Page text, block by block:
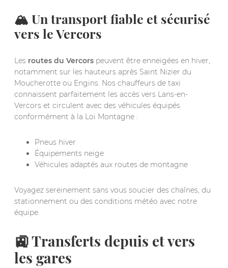
🏔️ Un transport fiable et sécurisé
vers le Vercors
Les routes du Vercors peuvent être enneigées en hiver,
notamment sur les hauteurs après Saint Nizier du
Moucherotte ou Engins. Nos chauffeurs de taxi
connaissent parfaitement les accès vers Lans-en-
Vercors et circulent avec des véhicules équipés
conformément à la Loi Montagne :
Pneus hiver
Équipements neige
Véhicules adaptés aux routes de montagne
Voyagez sereinement sans vous soucier des chaînes, du
stationnement ou des conditions météo avec notre
équipe.
🚉 Transferts depuis et vers
les gares